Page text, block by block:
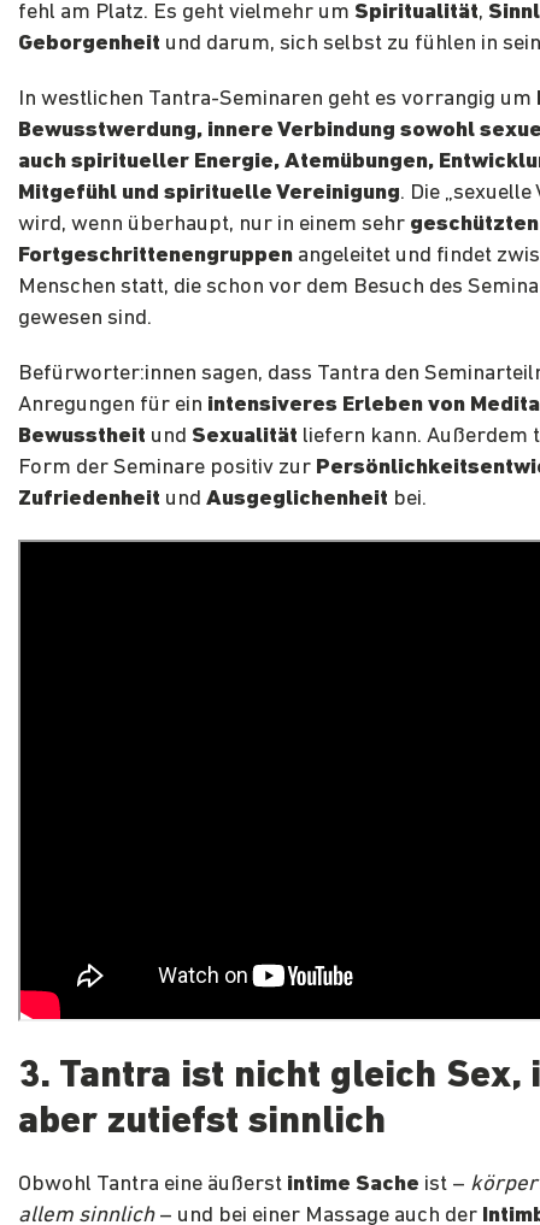
fehl am Platz. Es geht vielmehr um Spiritualität,
Geborgenheit und darum, sich selbst zu fühlen in
In westlichen Tantra-Seminaren geht es vorrangig um
Bewusstwerdung, innere Verbindung sowohl
auch spiritueller Energie, Atemübungen,
Mitgefühl und spirituelle Vereinigung. Die „sexuelle
wird, wenn überhaupt, nur in einem sehr geschützten
Fortgeschrittenengruppen angeleitet und findet
Menschen statt, die schon vor dem Besuch des
gewesen sind.
Befürworter:innen sagen, dass Tantra den
Anregungen für ein intensiveres Erleben von
Bewusstheit und Sexualität liefern kann. Außerdem
Form der Seminare positiv zur
Zufriedenheit und Ausgeglichenheit bei.
3. Tantra ist nicht gleich Sex,
aber zutiefst sinnlich
Obwohl Tantra eine äußerst intime Sache ist –
allem sinnlich– und bei einer Massage auch der